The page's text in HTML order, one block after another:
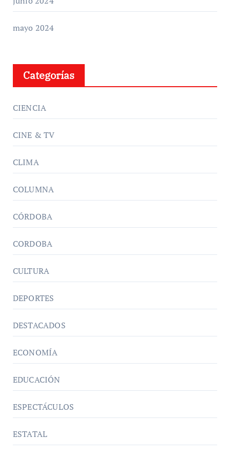
mayo 2024
Categorías
CIENCIA
CINE & TV
CLIMA
COLUMNA
CÓRDOBA
CORDOBA
CULTURA
DEPORTES
DESTACADOS
ECONOMÍA
EDUCACIÓN
ESPECTÁCULOS
ESTATAL